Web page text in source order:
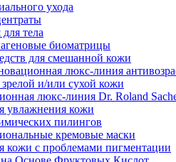
ухода
тела
биоматрицы
для смешанной кожи
люкс-линия
и/или сухой кожи
люкс-линия Dr. Roland
увлажнения кожи
пилингов
кремовые маски
кожи с проблемами пигментации